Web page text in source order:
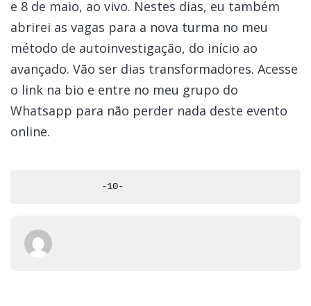
e 8 de maio, ao vivo. Nestes dias, eu também
abrirei as vagas para a nova turma no meu
método de autoinvestigação, do início ao
avançado. Vão ser dias transformadores. Acesse
o link na bio e entre no meu grupo do
Whatsapp para não perder nada deste evento
online.